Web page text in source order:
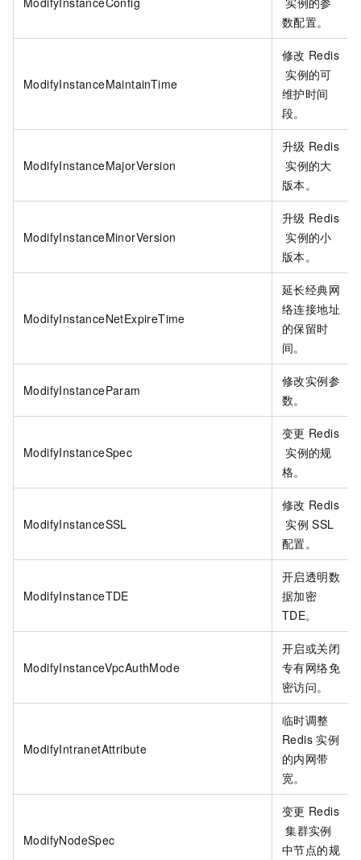
数配置。
ModifyInstanceMaintainTime
修改 Redis
实例的可
维护时间
段。
ModifyInstanceMajorVersion
升级 Redis
实例的大
版本。
ModifyInstanceMinorVersion
升级 Redis
实例的小
版本。
ModifyInstanceNetExpireTime
延长经典网
络连接地址
的保留时
间。
ModifyInstanceParam
修改实例参
数。
ModifyInstanceSpec
变更 Redis
实例的规
格。
ModifyInstanceSSL
修改 Redis
实例 SSL
配置。
ModifyInstanceTDE
开启透明数
据加密
TDE。
ModifyInstanceVpcAuthMode
开启或关闭
专有网络免
密访问。
ModifyIntranetAttribute
临时调整
Redis 实例
的内网带
宽。
ModifyNodeSpec
变更 Redis
集群实例
中节点的规